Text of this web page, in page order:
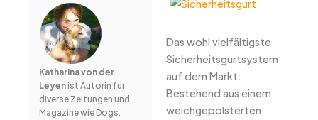
Katharina von der
Leyenist Autorin für
diverse Zeitungen und
Magazine wie Dogs,
Das wohl vielfältigste
Sicherheitsgurtsystem
auf dem Markt:
Bestehend aus einem
weichgepolsterten